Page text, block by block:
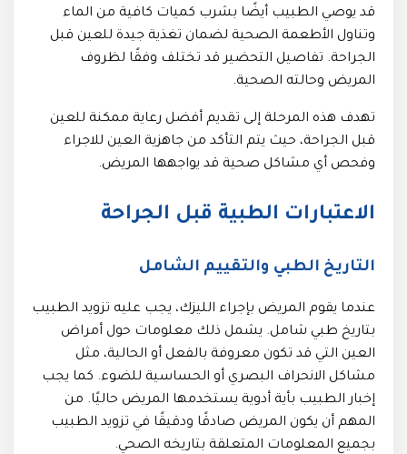
قد يوصي الطبيب أيضًا بشرب كميات كافية من الماء
وتناول الأطعمة الصحية لضمان تغذية جيدة للعين قبل
الجراحة. تفاصيل التحضير قد تختلف وفقًا لظروف
المريض وحالته الصحية.
تهدف هذه المرحلة إلى تقديم أفضل رعاية ممكنة للعين
قبل الجراحة، حيث يتم التأكد من جاهزية العين للاجراء
وفحص أي مشاكل صحية قد يواجهها المريض.
الاعتبارات الطبية قبل الجراحة
التاريخ الطبي والتقييم الشامل
عندما يقوم المريض بإجراء الليزك، يجب عليه تزويد الطبيب
بتاريخ طبي شامل. يشمل ذلك معلومات حول أمراض
العين التي قد تكون معروفة بالفعل أو الحالية، مثل
مشاكل الانحراف البصري أو الحساسية للضوء. كما يجب
إخبار الطبيب بأية أدوية يستخدمها المريض حاليًا. من
المهم أن يكون المريض صادقًا ودقيقًا في تزويد الطبيب
بجميع المعلومات المتعلقة بتاريخه الصحي.